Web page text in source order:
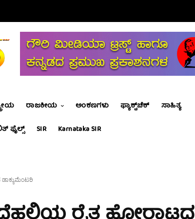
ರಾಜಕೀಯ ಅಂಕಣಗಳು ಫ್ಯಾಕ್ಟ್‌ಚೆಕ್
ಸಾಹಿತ್ಯ
ಫೈಲ್ಸ್ SIR Karnataka SIR